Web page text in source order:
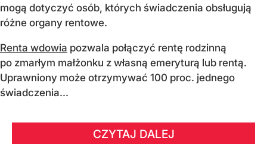
mogą dotyczyć osób, których świadczenia obsługują
różne organy rentowe.
Renta wdowia pozwala połączyć rentę rodzinną
po zmarłym małżonku z własną emeryturą lub rentą.
Uprawniony może otrzymywać 100 proc. jednego
świadczenia...
CZYTAJ DALEJ